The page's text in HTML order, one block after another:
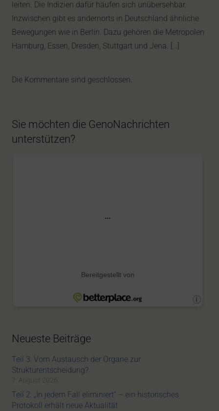
leiten. Die Indizien dafür häufen sich unübersehbar.
Inzwischen gibt es andernorts in Deutschland ähnliche
Bewegungen wie in Berlin. Dazu gehören die Metropolen
Hamburg, Essen, Dresden, Stuttgart und Jena. […]
Die Kommentare sind geschlossen.
Sie möchten die GenoNachrichten
unterstützen?
Neueste Beiträge
Teil 3: Vom Austausch der Organe zur
Strukturentscheidung?
7. August 2026
Teil 2: „In jedem Fall eliminiert“ – ein historisches
Protokoll erhält neue Aktualität